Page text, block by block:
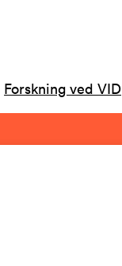
Forskning ved VID